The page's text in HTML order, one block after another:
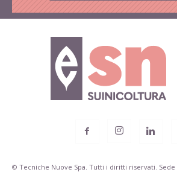
© Tecniche Nuove Spa. Tutti i diritti riservati. Sede